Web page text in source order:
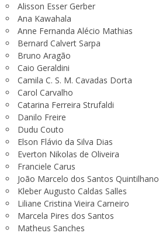
Alisson Esser Gerber
Ana Kawahala
Anne Fernanda Alécio Mathias
Bernard Calvert Sarpa
Bruno Aragão
Caio Geraldini
Camila C. S. M. Cavadas Dorta
Carol Carvalho
Catarina Ferreira Strufaldi
Danilo Freire
Dudu Couto
Elson Flávio da Silva Dias
Everton Nikolas de Oliveira
Franciele Carus
João Marcelo dos Santos Quintilhano
Kleber Augusto Caldas Salles
Liliane Cristina Vieira Carneiro
Marcela Pires dos Santos
Matheus Sanches